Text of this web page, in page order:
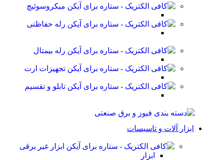
میکروسوئیچ
رله حفاظتی
رله بیمتال
تجهیزات ارت
تابلو و تقسیم
ابزار آلات و تاسیسات
ابزار غیر برقی
ابزار